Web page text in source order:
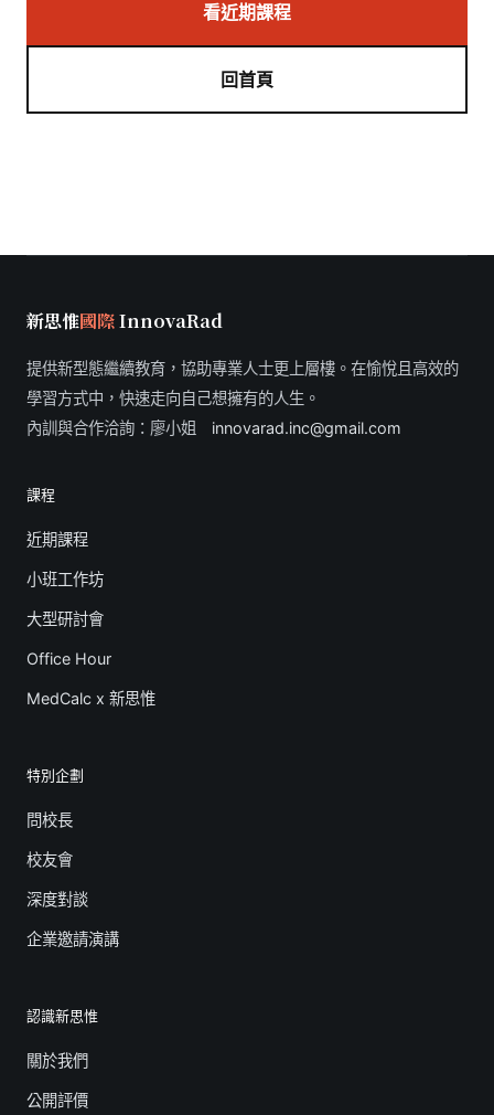
看近期課程
回首頁
新思惟國際InnovaRad
提供新型態繼續教育，協助專業人士更上層樓。在愉悅且高效的
學習方式中，快速走向自己想擁有的人生。
內訓與合作洽詢：廖小姐 innovarad.inc@gmail.com
課程
近期課程
小班工作坊
大型研討會
Office Hour
MedCalc x 新思惟
特別企劃
問校長
校友會
深度對談
企業邀請演講
認識新思惟
關於我們
公開評價